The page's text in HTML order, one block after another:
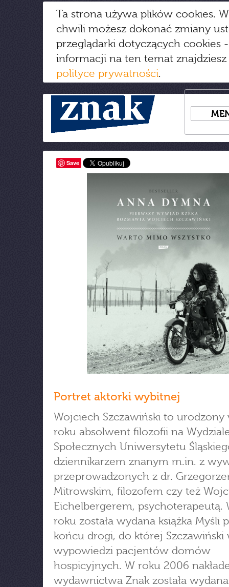
Ta strona używa plików cookies.
chwili możesz dokonać zmiany
przeglądarki dotyczących cookies
informacji na ten temat
polityce prywatności.
Save
Portret aktorki wybitnej
Wojciech Szczawiński to urodzony
roku absolwent filozofii na
Społecznych Uniwersytetu
dziennikarzem znanym m.in. z
przeprowadzonych z dr.
Mitrowskim, filozofem czy też
Eichelbergerem, psychoterapeutą.
roku została wydana książka Myśli
końcu drogi, do której Szczawiński
wypowiedzi pacjentów domów
hospicyjnych. W roku 2006
wydawnictwa Znak została